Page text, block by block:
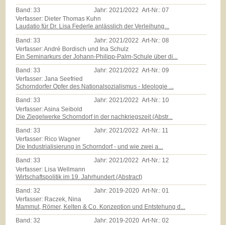
Band:33 Jahr:2021/2022 Art-Nr.:07
Verfasser: Dieter Thomas Kuhn
Laudatio für Dr. Lisa Federle anlässlich der Verleihung...
Band:33 Jahr: 2021/2022 Art-Nr.:08
Verfasser: André Bordisch und Ina Schulz
Ein Seminarkurs der Johann-Philipp-Palm-Schule über di...
Band:33 Jahr:2021/2022 Art-Nr.:09
Verfasser: Jana Seefried
Schorndorfer Opfer des Nationalsozialismus - Ideologie ...
Band:33 Jahr:2021/2022 Art-Nr.: 10
Verfasser: Asina Seibold
Die Ziegelwerke Schorndorf in der nachkriegszeit (Abstr...
Band:33 Jahr:2021/2022 Art-Nr.: 11
Verfasser: Rico Wagner
Die Industrialisierung in Schorndorf - und wie zwei a...
Band:33 Jahr:2021/2022 Art-Nr.: 12
Verfasser: Lisa Wellmann
Wirtschaftspolitik im 19. Jahrhundert (Abstract)
Band:32 Jahr: 2019-2020 Art-Nr.:01
Verfasser: Raczek, Nina
Mammut, Römer, Kelten & Co. Konzeption und Entstehung d...
Band:32 Jahr:2019-2020 Art-Nr.:02